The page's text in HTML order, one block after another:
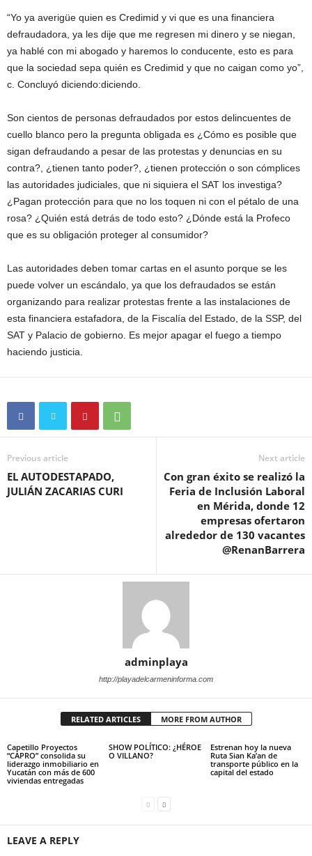
“Yo ya averigüe quien es Credimid y vi que es una financiera
defraudadora, ya les dije que me regresen mi dinero y se niegan,
ya hablé con mi abogado y haremos lo conducente, esto es para
que la sociedad sepa quién es Credimid y que no caigan como yo”,
c. Concluyó diciendo:diciendo.
Son cientos de personas defraudados por estos delincuentes de
cuello blanco pero la pregunta obligada es ¿Cómo es posible que
sigan defraudando a pesar de las protestas y denuncias en su
contra?, ¿tienen tanto poder?, ¿tienen protección o son cómplices
las autoridades judiciales, que ni siquiera el SAT los investiga?
¿Pagan protección para que no los toquen ni con el pétalo de una
rosa? ¿Quién está detrás de todo esto? ¿Dónde está la Profeco
que es su obligación proteger al consumidor?
Las autoridades deben tomar cartas en el asunto porque se les
puede volver un escándalo, ya que los defraudados se están
organizando para realizar protestas frente a las instalaciones de
esta financiera estafadora, de la Fiscalía del Estado, de la SSP, del
SAT y Palacio de gobierno. Es mejor apagar el fuego a tiempo
haciendo justicia.
Previous article
EL AUTODESTAPADO,
JULIÁN ZACARIAS CURI
Next article
Con gran éxito se realizó la
Feria de Inclusión Laboral
en Mérida, donde 12
empresas ofertaron
alrededor de 130 vacantes
@RenanBarrera
adminplaya
http://playadelcarmeninforma.com
RELATED ARTICLES MORE FROM AUTHOR
Capetillo Proyectos
“CAPRO” consolida su
liderazgo inmobiliario en
Yucatán con más de 600
viviendas entregadas
SHOW POLÍTICO: ¿HÉROE
O VILLANO?
Estrenan hoy la nueva
Ruta Sian Ka’an de
transporte público en la
capital del estado
LEAVE A REPLY